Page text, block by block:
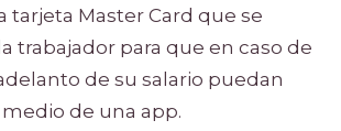
tarjeta Master Card que se
trabajador para que en caso de
de su salario puedan
de una app.